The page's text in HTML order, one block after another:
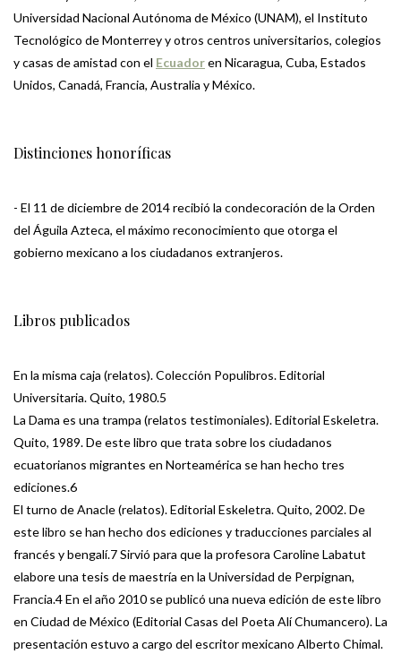
Universidad Nacional Autónoma de México (UNAM), el Instituto
Tecnológico de Monterrey y otros centros universitarios, colegios
y casas de amistad con el Ecuadoren Nicaragua, Cuba, Estados
Unidos, Canadá, Francia, Australia y México.
Distinciones honoríficas
- El 11 de diciembre de 2014 recibió la condecoración de la Orden
del Águila Azteca, el máximo reconocimiento que otorga el
gobierno mexicano a los ciudadanos extranjeros.
Libros publicados
En la misma caja (relatos). Colección Populibros. Editorial
Universitaria. Quito, 1980.5
La Dama es una trampa (relatos testimoniales). Editorial Eskeletra.
Quito, 1989. De este libro que trata sobre los ciudadanos
ecuatorianos migrantes en Norteamérica se han hecho tres
ediciones.6
El turno de Anacle (relatos). Editorial Eskeletra. Quito, 2002. De
este libro se han hecho dos ediciones y traducciones parciales al
francés y bengalí.7 Sirvió para que la profesora Caroline Labatut
elabore una tesis de maestría en la Universidad de Perpignan,
Francia.4 En el año 2010 se publicó una nueva edición de este libro
en Ciudad de México (Editorial Casas del Poeta Alí Chumancero). La
presentación estuvo a cargo del escritor mexicano Alberto Chimal.